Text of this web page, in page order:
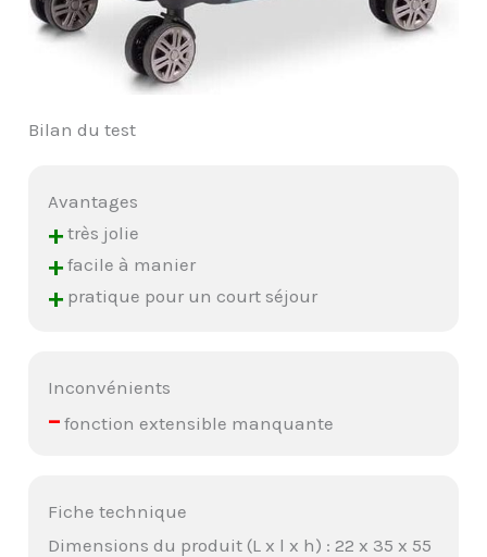
Bilan du test
Avantages
+ très jolie
+ facile à manier
+ pratique pour un court séjour
Inconvénients
– fonction extensible manquante
Fiche technique
Dimensions du produit (L x l x h) : 22 x 35 x 55